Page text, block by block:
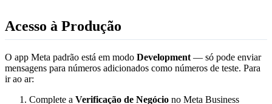
Acesso à Produção
O app Meta padrão está em modo Development — só pode enviar
mensagens para números adicionados como números de teste. Para
ir ao ar:
Complete a Verificação de Negócio no Meta Business